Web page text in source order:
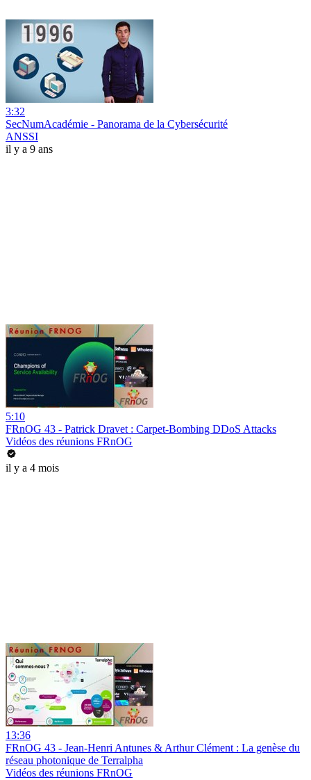
3:32
SecNumAcadémie - Panorama de la Cybersécurité
ANSSI
il y a 9 ans
5:10
FRnOG 43 - Patrick Dravet : Carpet-Bombing DDoS Attacks
Vidéos des réunions FRnOG
il y a 4 mois
13:36
FRnOG 43 - Jean-Henri Antunes & Arthur Clément : La genèse du
réseau photonique de Terralpha
Vidéos des réunions FRnOG